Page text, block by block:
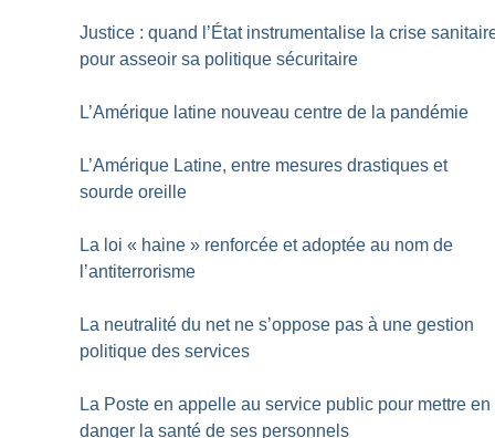
Justice : quand l’État instrumentalise la crise
pour asseoir sa politique sécuritaire
L’Amérique latine nouveau centre de la pandémie
L’Amérique Latine, entre mesures drastiques et
sourde oreille
La loi « haine » renforcée et adoptée au nom de
l’antiterrorisme
La neutralité du net ne s’oppose pas à une gestion
politique des services
La Poste en appelle au service public pour mettre en
danger la santé de ses personnels